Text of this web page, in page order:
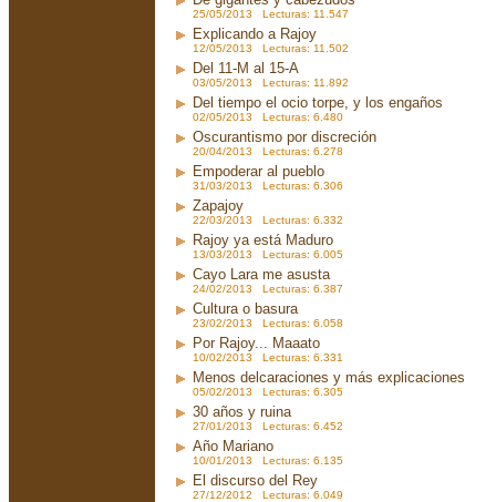
25/05/2013 Lecturas: 11.547
Explicando a Rajoy
12/05/2013 Lecturas: 11.502
Del 11-M al 15-A
03/05/2013 Lecturas: 11.892
Del tiempo el ocio torpe, y los engaños
02/05/2013 Lecturas: 6.480
Oscurantismo por discreción
20/04/2013 Lecturas: 6.278
Empoderar al pueblo
31/03/2013 Lecturas: 6.306
Zapajoy
22/03/2013 Lecturas: 6.332
Rajoy ya está Maduro
13/03/2013 Lecturas: 6.005
Cayo Lara me asusta
24/02/2013 Lecturas: 6.387
Cultura o basura
23/02/2013 Lecturas: 6.058
Por Rajoy... Maaato
10/02/2013 Lecturas: 6.331
Menos delcaraciones y más explicaciones
05/02/2013 Lecturas: 6.305
30 años y ruina
27/01/2013 Lecturas: 6.452
Año Mariano
10/01/2013 Lecturas: 6.135
El discurso del Rey
27/12/2012 Lecturas: 6.049